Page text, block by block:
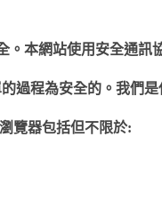
。本網站使用安全通訊
過程為安全的。我們
覽器包括但不限於: